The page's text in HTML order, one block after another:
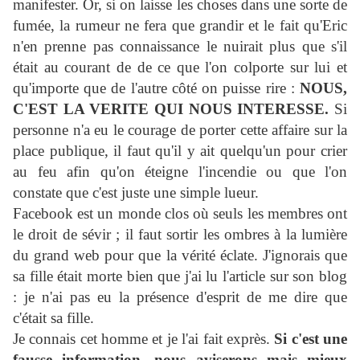
manifester. Or, si on laisse les choses dans une sorte de
fumée, la rumeur ne fera que grandir et le fait qu'Eric
n'en prenne pas connaissance le nuirait plus que s'il
était au courant de de ce que l'on colporte sur lui et
qu'importe que de l'autre côté on puisse rire : NOUS,
C'EST LA VERITE QUI NOUS INTERESSE. Si
personne n'a eu le courage de porter cette affaire sur la
place publique, il faut qu'il y ait quelqu'un pour crier
au feu afin qu'on éteigne l'incendie ou que l'on
constate que c'est juste une simple lueur.
Facebook est un monde clos où seuls les membres ont
le droit de sévir ; il faut sortir les ombres à la lumière
du grand web pour que la vérité éclate. J'ignorais que
sa fille était morte bien que j'ai lu l'article sur son blog
: je n'ai pas eu la présence d'esprit de me dire que
c'était sa fille.
Je connais cet homme et je l'ai fait exprès. Si c'est une